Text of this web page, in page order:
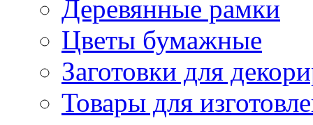
Деревянные рамки
Цветы бумажные
Заготовки для
Товары для